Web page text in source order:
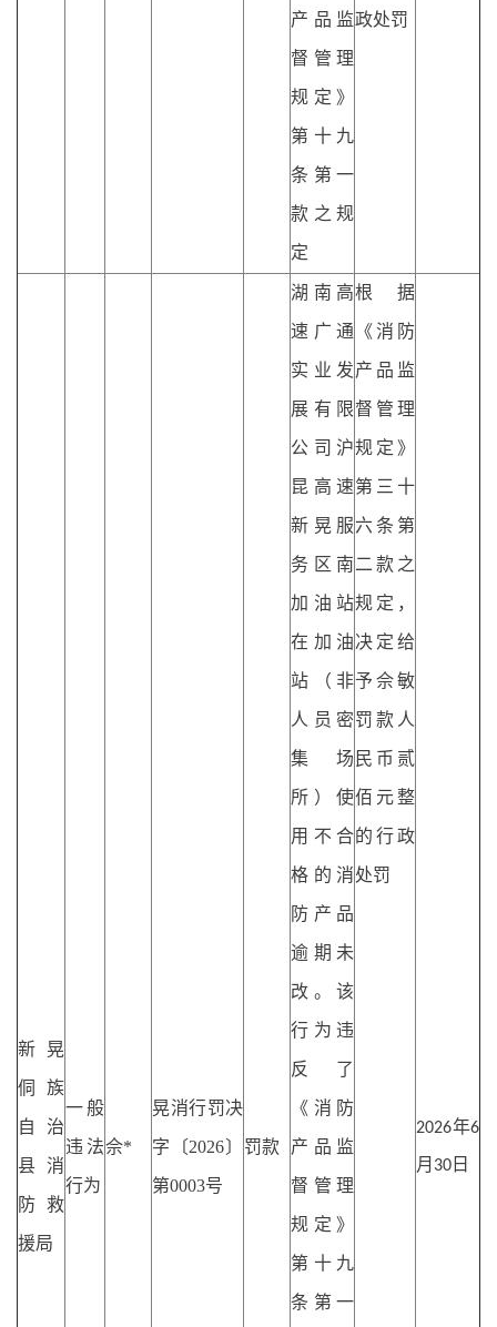
产品监
督管理
规定》
第十九
条第一
款之规
定
政处罚
新晃
侗族
自治
县消
防救
援局
一般
违法
行为
佘*
晃消行罚决
字〔2026〕
第0003号
罚款
湖南高
速广通
实业发
展有限
公司沪
昆高速
新晃服
务区南
加油站
在加油
站（非
人员密
集场
所）使
用不合
格的消
防产品
逾期未
改。该
行为违
反了
《消防
产品监
督管理
规定》
第十九
条第一
根据
《消防
产品监
督管理
规定》
第三十
六条第
二款之
规定，
决定给
予佘敏
罚款人
民币贰
佰元整
的行政
处罚
2026年6
月30日